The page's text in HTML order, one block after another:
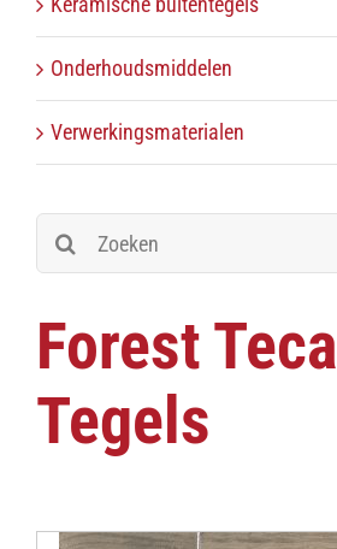
Onderhoudsmiddelen
Verwerkingsmaterialen
Zoeken
naar:
Forest Teca
Tegels